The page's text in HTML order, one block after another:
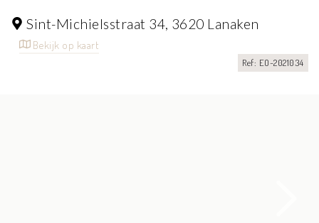
Sint-Michielsstraat 34, 3620 Lanaken
Bekijk op kaart
Ref: EO-2021034